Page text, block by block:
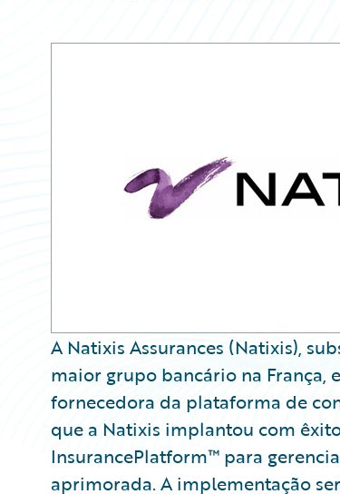
A Natixis Assurances (Natixis),
maior grupo bancário na França,
fornecedora da plataforma de
que a Natixis implantou com
InsurancePlatform™ para
aprimorada. A implementação